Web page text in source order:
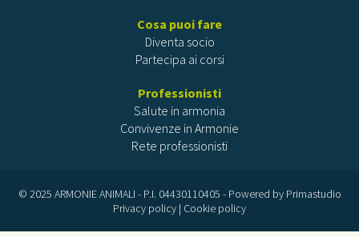
Cosa puoi fare
Diventa socio
Partecipa ai corsi
Professionisti
Salute in armonia
Convivenze in Armonie
Rete professionisti
© 2025 ARMONIE ANIMALI - P.I. 04430110405 - Powered by Primastudio
Privacy policy | Cookie policy